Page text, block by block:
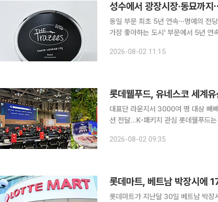
동일 부문 최초 5년 연속⋯명예의 전당 등재 서울이 미국 여행전문매체가 선정하는
가장 좋아하는 도시' 부문에서 5년 연속 1위에 올랐다. 2일 서울시와
문 1위로 선정됐다고 밝혔다. 서울은
2026-08-02 11:15
롯데웰푸드, 유네스코 세계
대표단 라운지서 3000여 명 대상 빼
션 전달…K-패키지 관심 롯데웰푸드는 지난달 19일부터 29일까지 부산 벡스코에서 열린 제48차
2026-08-02 09:35
롯데마트가 지난달 30일 베트남 박장